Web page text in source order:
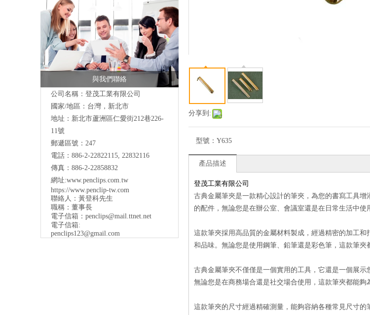
與我們聯絡
公司名稱：登茂工業有限公司
國家/地區：台灣，新北市
地址： 新北市蘆洲區仁愛街212巷226-
11號
郵遞區號：247
電話：886-2-22822115, 22832116
傳真：886-2-22858832
網址:www.penclips.com.tw
https://www.penclip-tw.com
聯絡人：黃登科先生
職稱：董事長
電子信箱： penclips@mail.ttnet.net
電子信箱:
penclips123@gmail.com
分享到:
型號： Y635
產品描述
登茂工業有限公司
古典金屬筆夾是一款精心設計的筆夾，為您的書寫工具
的配件，無論您是在辦公室、會議室還是在日常生活中使
這款筆夾採用高品質的金屬材料製成，經過精密的加工
和品味。無論您是使用鋼筆、鉛筆還是彩色筆，這款筆
古典金屬筆夾不僅僅是一個實用的工具，它還是一個展
無論您是在商務場合還是社交場合使用，這款筆夾都能夠
這款筆夾的尺寸經過精確測量，能夠容納各種常見尺寸